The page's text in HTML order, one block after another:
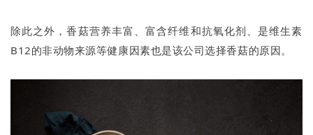
除此之外，香菇营养丰富、富含纤维和抗氧化剂、是维生素
B12的非动物来源等健康因素也是该公司选择香菇的原因。